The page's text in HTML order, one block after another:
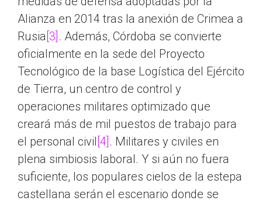
Alianza en 2014 tras la anexión de Crimea a
Rusia[3] . Además, Córdoba se convierte
oficialmente en la sede del Proyecto
Tecnológico de la base Logística del Ejército
de Tierra, un centro de control y
operaciones militares optimizado que
creará más de mil puestos de trabajo para
el personal civil [4] . Militares y civiles en
plena simbiosis laboral. Y si aún no fuera
suficiente, los populares cielos de la estepa
castellana serán el escenario donde se